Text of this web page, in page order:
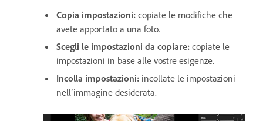
Copia impostazioni: copiate le modifiche che
avete apportato a una foto.
Scegli le impostazioni da copiare: copiate le
impostazioni in base alle vostre esigenze.
Incolla impostazioni: incollate le impostazioni
nell’immagine desiderata.